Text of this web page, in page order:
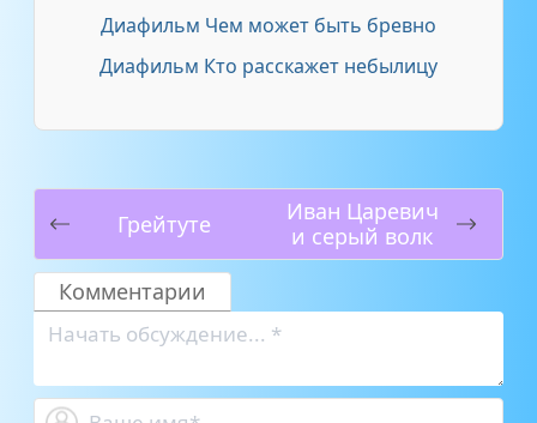
Диафильм Чем может быть бревно
Диафильм Кто расскажет небылицу
Грейтуте
Иван Царевич
и серый волк
Комментарии